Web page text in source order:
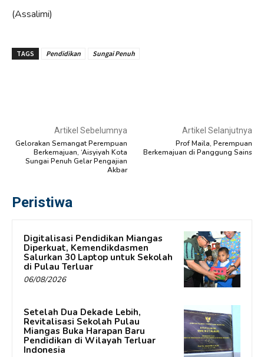
(Assalimi)
TAGS Pendidikan Sungai Penuh
Artikel Sebelumnya
Gelorakan Semangat Perempuan
Berkemajuan, ‘Aisyiyah Kota
Sungai Penuh Gelar Pengajian
Akbar
Artikel Selanjutnya
Prof Maila, Perempuan
Berkemajuan di Panggung Sains
Peristiwa
Digitalisasi Pendidikan Miangas
Diperkuat, Kemendikdasmen
Salurkan 30 Laptop untuk Sekolah
di Pulau Terluar
06/08/2026
Setelah Dua Dekade Lebih,
Revitalisasi Sekolah Pulau
Miangas Buka Harapan Baru
Pendidikan di Wilayah Terluar
Indonesia